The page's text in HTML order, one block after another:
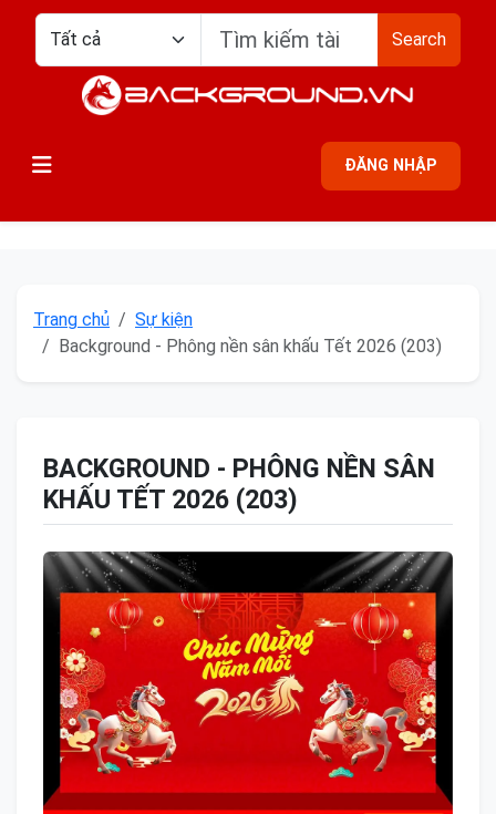
Search
ĐĂNG NHẬP
Trang chủ
Sự kiện
Background - Phông nền sân khấu Tết 2026 (203)
BACKGROUND - PHÔNG NỀN SÂN
KHẤU TẾT 2026 (203)